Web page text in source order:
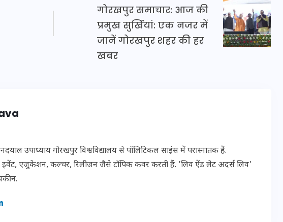
गोरखपुर समाचार: आज की
प्रमुख सुर्खियां: एक नजर में
जानें गोरखपुर शहर की हर
खबर
उपाध्याय गोरखपुर विश्वविद्यालय से पॉलिटिकल साइंस में परास्नातक हैं.
इवेंट, एजुकेशन, कल्चर, रिलीजन जैसे टॉपिक कवर करती हैं. 'लिव ऐंड लेट अदर्स लिव'
(25
इस सप्ताह का राशिफल: जानिए
क्या कहते हैं आपके सितारे (25